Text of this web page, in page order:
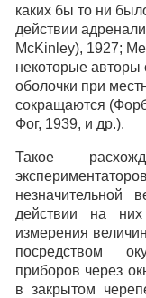
каких бы то ни
действии
McKinley), 1927;
некоторые авторы
оболочки при
сокращаются
Фог, 1939, и др.).
Такое
незначительной
действии на
измерения
посредством
приборов через
в закрытом